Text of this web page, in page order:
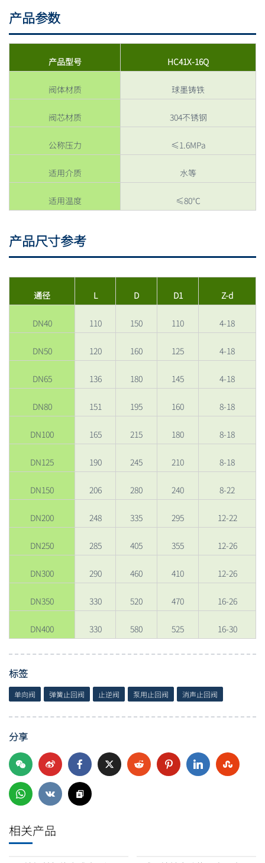
产品参数
产品型号 HC41X-16Q
阀体材质 球墨铸铁
阀芯材质 304不锈钢
公称压力 ≤1.6MPa
适用介质 水等
适用温度 ≤80℃
产品尺寸参考
通径 L D D1 Z-d
DN40 110 150 110 4-18
DN50 120 160 125 4-18
DN65 136 180 145 4-18
DN80 151 195 160 8-18
DN100 165 215 180 8-18
DN125 190 245 210 8-18
DN150 206 280 240 8-22
DN200 248 335 295 12-22
DN250 285 405 355 12-26
DN300 290 460 410 12-26
DN350 330 520 470 16-26
DN400 330 580 525 16-30
标签
单向阀 弹簧止回阀 止逆阀 泵用止回阀 消声止回阀
分享
相关产品